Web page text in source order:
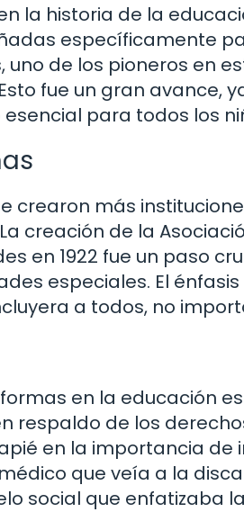
la historia de la
específicamente
uno de los pioneros en
fue un gran avance,
para todos los
crearon más
creación de la
en 1922 fue un paso
especiales. El
a todos, no
en la educación
respaldo de los
en la importancia de
que veía a la
social que enfatizaba